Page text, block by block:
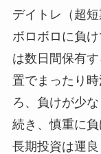
デイトレ（超
ボロボロに負
は数日間保有
置でまったり
ろ、負けが少
続き、慎重に
長期投資は運